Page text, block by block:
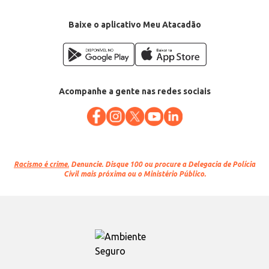
Baixe o aplicativo Meu Atacadão
Acompanhe a gente nas redes sociais
Racismo é crime. Denuncie. Disque 100 ou procure a Delegacia de Polícia
Civil mais próxima ou o Ministério Público.